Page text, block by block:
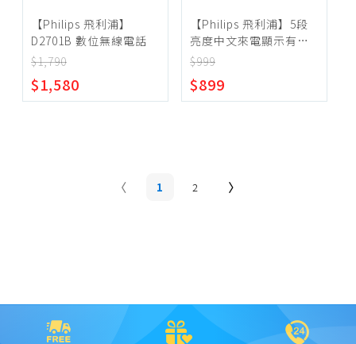
【Philips 飛利浦】
D2701B 數位無線電話
$1,790
$1,580
【Philips 飛利浦】5段
亮度中文來電顯示有線
電話 紅色
$999
$899
1 2